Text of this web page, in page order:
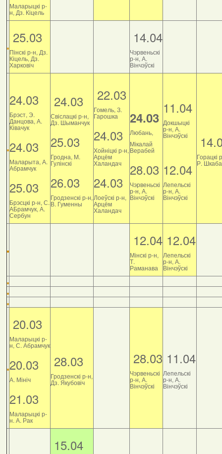
Маларыцкі р-
н, Дз. Кіцель
25.03
Пінскі р-н, Дз.
Кіцель, Дз.
Харковіч
14.04
Чэрвеньскі
р-н, А.
Вінчэўскі
24.03
Брэст, Э.
Данцова, А.
Ківачук
24.03
Маларыта, А.
Абрамчук
25.03
Брэсцкі р-н, С.
АБрамчук, А.
Сербун
24.03
Свіслацкі р-н,
Дз. Шыманчук
25.03
Гродна, М.
Гулінскі
26.03
Гродзенскі р-н,
В. Гуменны
22.03
Гомель, З.
Гарошка
24.03
Хойніцкі р-н,
Арцём
Халандач
24.03
Лоеўскі р-н,
Арцём
Халандач
24.03
Любань,
Мікалай
Верабей
28.03
Чэрвеньскі
р-н, А.
Вінчэўскі
11.04
Докшыцкі
р-н, А.
Вінчэўскі
12.04
Лепельскі
р-н, А.
Вінчэўскі
Горацкі
Р.
12.04
Мінскі р-н,
Т.
Раманава
12.04
Лепельскі
р-н, А.
Вінчэўскі
20.03
Маларыцкі р-
н, С. Абрамчук
20.03
А. Мініч
21.03
Маларыцкі р-
н. А. Рак
28.03
Гродзенскі р-н,
Дз. Якубовіч
28.03
Чэрвеньскі
р-н, А.
Вінчэўскі
11.04
Лепельскі
р-н, А.
Вінчэўскі
15.04